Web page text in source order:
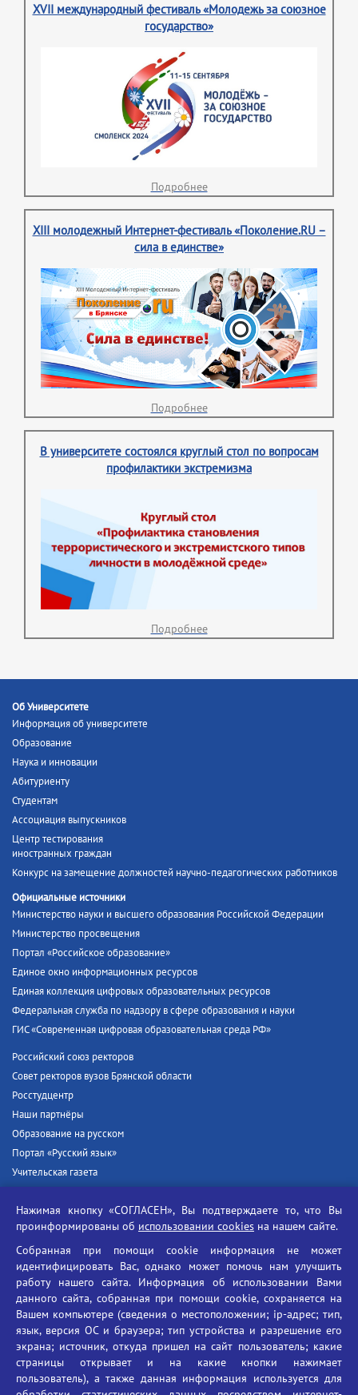
XVII международный фестиваль «Молодежь за союзное
государство»
Подробнее
XIII молодежный Интернет-фестиваль «Поколение.RU –
сила в единстве»
Подробнее
В университете состоялся круглый стол по вопросам
профилактики экстремизма
Подробнее
Об Университете
Информация об университете
Образование
Наука и инновации
Абитуриенту
Студентам
Ассоциация выпускников
Центр тестирования
иностранных граждан
Конкурс на замещение должностей научно-педагогических работников
Официальные источники
Министерство науки и высшего образования Российской Федерации
Министерство просвещения
Портал «Российское образование»
Единое окно информационных ресурсов
Единая коллекция цифровых образовательных ресурсов
Федеральная служба по надзору в сфере образования и науки
ГИС «Современная цифровая образовательная среда РФ»
Российский союз ректоров
Совет ректоров вузов Брянской области
Росстудцентр
Наши партнёры
Образование на русском
Портал «Русский язык»
Учительская газета
Единый портал государственных услуг
Противодействие угрозам информационной безопасности
Социальные ролики - Генеральная прокуратура РФ
Противодействие коррупции
БГУ против наркотиков
Брянский государственный университет
имени академика И.Г. Петровского
Время работы: пн-пт 09:00-18:00
Нажимая кнопку «СОГЛАСЕН», Вы подтверждаете то, что Вы
проинформированы об использовании cookies на нашем сайте.
Собранная при помощи cookie информация не может
идентифицировать Вас, однако может помочь нам улучшить
работу нашего сайта. Информация об использовании Вами
данного сайта, собранная при помощи cookie, сохраняется на
Вашем компьютере (сведения о местоположении; ip-адрес; тип,
язык, версия ОС и браузера; тип устройства и разрешение его
экрана; источник, откуда пришел на сайт пользователь; какие
страницы открывает и на какие кнопки нажимает
пользователь), а также данная информация используется для